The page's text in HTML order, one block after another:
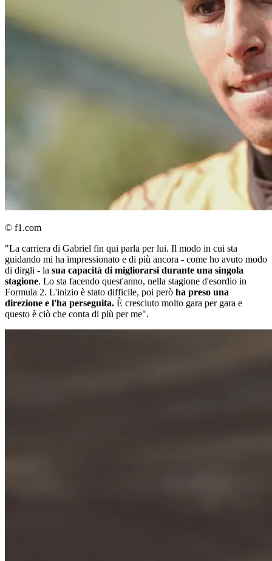
© f1.com
"La carriera di Gabriel fin qui parla per lui. Il modo in cui sta
guidando mi ha impressionato e di più ancora - come ho avuto modo
di dirgli - la sua capacità di migliorarsi durante una singola
stagione. Lo sta facendo quest'anno, nella stagione d'esordio in
Formula 2. L'inizio è stato difficile, poi però ha preso una
direzione e l'ha perseguita. È cresciuto molto gara per gara e
questo è ciò che conta di più per me".